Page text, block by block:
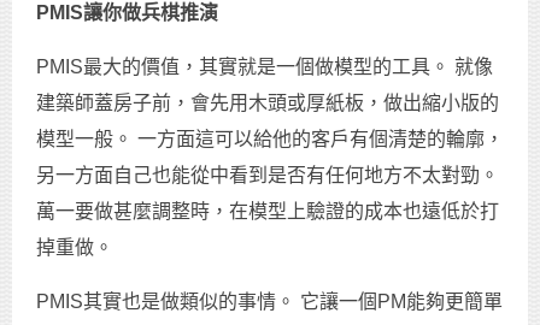
PMIS讓你做兵棋推演
PMIS最大的價值，其實就是一個做模型的工具。 就像
建築師蓋房子前，會先用木頭或厚紙板，做出縮小版的
模型一般。 一方面這可以給他的客戶有個清楚的輪廓，
另一方面自己也能從中看到是否有任何地方不太對勁。
萬一要做甚麼調整時，在模型上驗證的成本也遠低於打
掉重做。
PMIS其實也是做類似的事情。 它讓一個PM能夠更簡單